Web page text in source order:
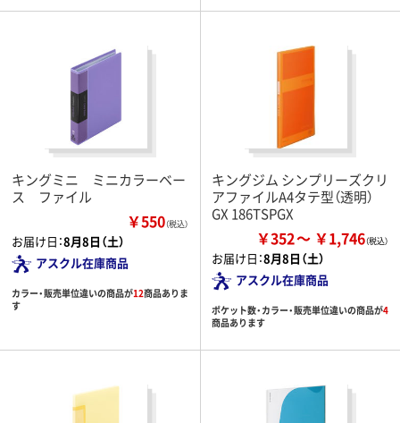
キングミニ ミニカラーベー
ス ファイル
￥550（税込）
お届け日：8月8日（土）
アスクル在庫商品
カラー・販売単位違いの商品が12商品ありま
す
キングジム シンプリーズクリ
アファイルA4タテ型（透明）
GX 186TSPGX
￥352 ￥1,746
お届け日：8月8日（土）
アスクル在庫商品
ポケット数・カラー・販売単位違いの商品が4
商品あります